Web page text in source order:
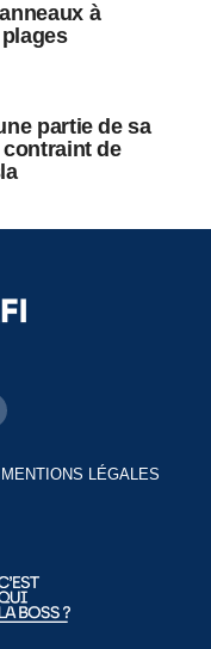
à
partie de sa
de
MENTIONS LÉGALES